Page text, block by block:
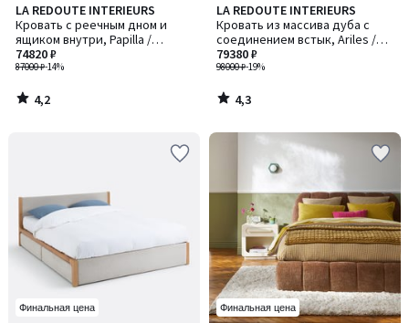
LA REDOUTE INTERIEURS
Кровать с реечным дном и
ящиком внутри, Papilla /
Папилла
87000 ₽-14%
74820 ₽
4,2
/ 5
4,2
/
LA REDOUTE INTERIEURS
Кровать из массива дуба с
соединением встык, Ariles /
Арилес
98000 ₽-19%
79380 ₽
4,3
/ 5
4,3
/
Финальная цена Финальная цена